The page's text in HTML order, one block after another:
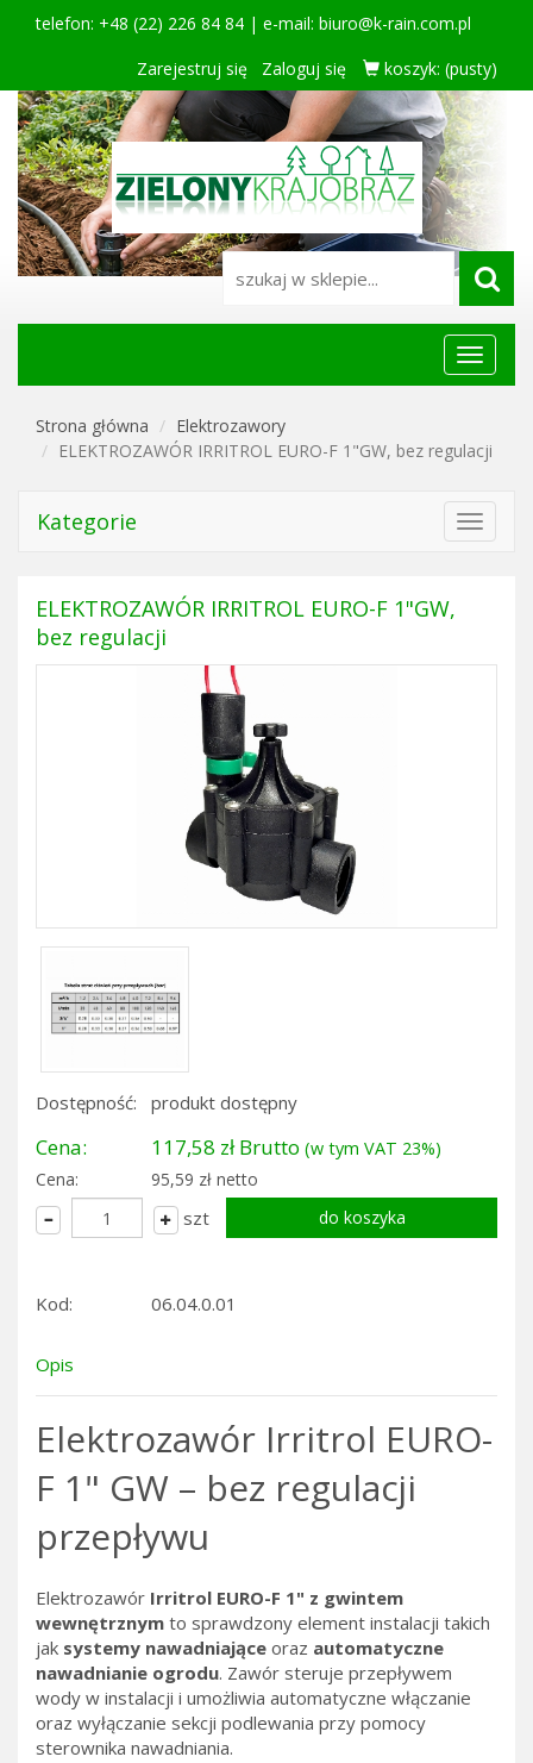
telefon: +48 (22) 226 84 84 | e-mail: biuro@k-rain.com.pl
Zarejestruj się
Zaloguj się koszyk: (pusty)
Menu
główne
Strona główna
Elektrozawory
ELEKTROZAWÓR IRRITROL EURO-F 1"GW, bez regulacji
Kategorie
Toggle
ELEKTROZAWÓR IRRITROL EURO-F 1"GW,
bez regulacji
Dostępność: produkt dostępny
Cena: 117,58 zł Brutto (w tym VAT 23%)
Cena:
95,59 zł netto
szt
Kod: 06.04.0.01
Opis
Elektrozawór Irritrol EURO-
F 1" GW – bez regulacji
przepływu
Elektrozawór Irritrol EURO-F 1" z gwintem
wewnętrznym to sprawdzony element instalacji takich
jak systemy nawadniające oraz automatyczne
nawadnianie ogrodu. Zawór steruje przepływem
wody w instalacji i umożliwia automatyczne włączanie
oraz wyłączanie sekcji podlewania przy pomocy
sterownika nawadniania.